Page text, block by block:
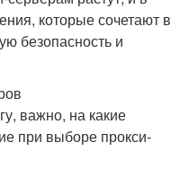
которые сочетают в
безопасность и
важно, на какие
при выборе прокси-